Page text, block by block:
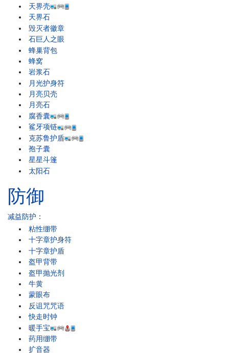
天界壳
天界石
毁灭者徽章
石巨人之眼
蜂巢背包
蜂窝
岩浆石
月光护身符
月亮贝壳
月亮石
腐香囊
鲨牙项链
克苏鲁护盾
孢子囊
星星斗篷
太阳石
防御
减益防护 ：
粘性绷带
十字章护身符
十字章护盾
盔甲背带
盔甲抛光剂
牛黄
蒙眼布
反诅咒咒语
快走时钟
暖手宝
药用绷带
扩音器